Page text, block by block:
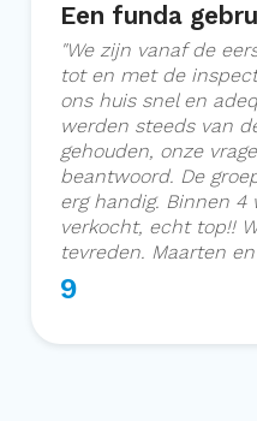
Een funda
"We zijn vanaf de
tot en met de
ons huis snel en
werden steeds van
gehouden, onze
beantwoord. De
erg handig. Binnen 4
verkocht, echt top!!
tevreden. Maarten en
9